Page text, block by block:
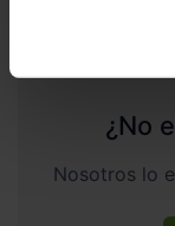
¿No
Nosotros lo